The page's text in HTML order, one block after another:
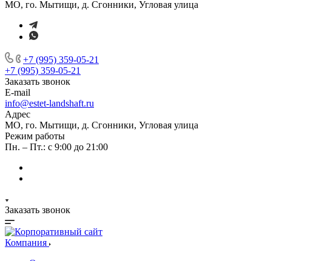
МО, го. Мытищи, д. Сгонники, Угловая улица
+7 (995) 359-05-21
+7 (995) 359-05-21
Заказать звонок
E-mail
info@estet-landshaft.ru
Адрес
МО, го. Мытищи, д. Сгонники, Угловая улица
Режим работы
Пн. – Пт.: с 9:00 до 21:00
Заказать звонок
Компания